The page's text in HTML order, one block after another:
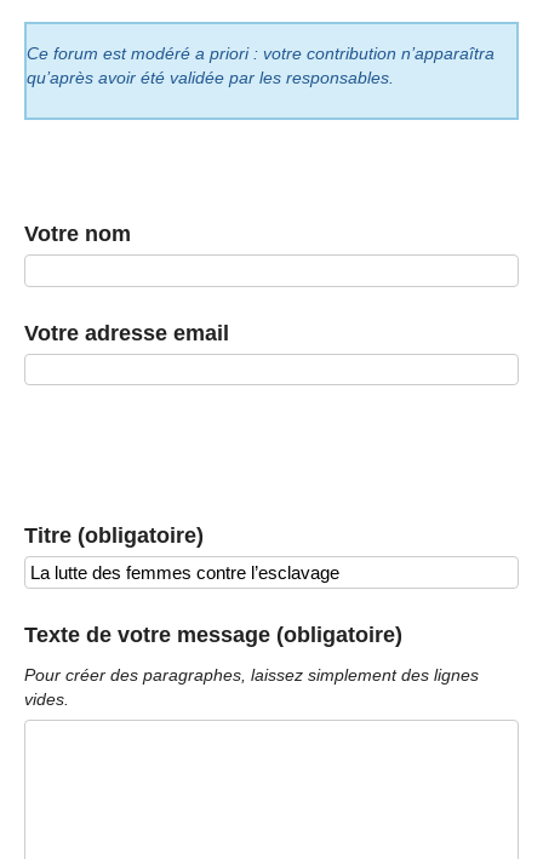
Ce forum est modéré a priori : votre contribution n’apparaîtra
qu’après avoir été validée par les responsables.
Votre nom
Votre adresse email
Titre (obligatoire)
Texte de votre message (obligatoire)
Pour créer des paragraphes, laissez simplement des lignes
vides.